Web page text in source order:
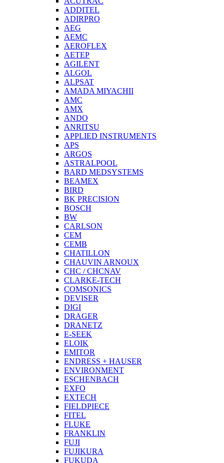
ADDITEL
ADIRPRO
AEG
AEMC
AEROFLEX
AETEP
AGILENT
ALGOL
ALPSAT
AMADA MIYACHII
AMC
AMX
ANDO
ANRITSU
APPLIED INSTRUMENTS
APS
ARGOS
ASTRALPOOL
BARD MEDSYSTEMS
BEAMEX
BIRD
BK PRECISION
BOSCH
BW
CARLSON
CEM
CEMB
CHATILLON
CHAUVIN ARNOUX
CHC / CHCNAV
CLARKE-TECH
COMSONICS
DEVISER
DIGI
DRAGER
DRANETZ
E-SEEK
ELOIK
EMITOR
ENDRESS + HAUSER
ENVIRONMENT
ESCHENBACH
EXFO
EXTECH
FIELDPIECE
FITEL
FLUKE
FRANKLIN
FUJI
FUJIKURA
FUKUDA